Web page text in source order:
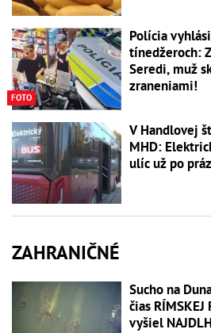
FOTO
Polícia
tínedžeroch:
Seredi, muž
zraneniami!
V Handlovej
MHD:
ulíc už po
ZAHRANIČNÉ
Sucho na
čias
vyšiel